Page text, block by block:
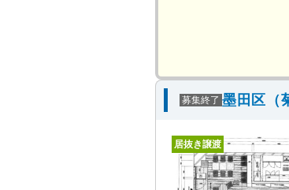
募集終了 墨田区（
居抜き譲渡